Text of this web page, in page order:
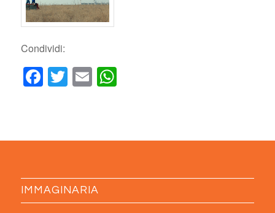
Condividi:
Facebook
Twitter
EmailWhatsApp
IMMAGINARIA